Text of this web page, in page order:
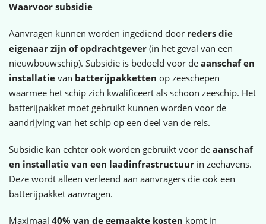
Waarvoor subsidie
Aanvragen kunnen worden ingediend door reders die
eigenaar zijn of opdrachtgever (in het geval van een
nieuwbouwschip). Subsidie is bedoeld voor de aanschaf en
installatie van batterijpakketten op zeeschepen
waarmee het schip zich kwalificeert als schoon zeeschip. Het
batterijpakket moet gebruikt kunnen worden voor de
aandrijving van het schip op een deel van de reis.
Subsidie kan echter ook worden gebruikt voor de aanschaf
en installatie van een laadinfrastructuur in zeehavens.
Deze wordt alleen verleend aan aanvragers die ook een
batterijpakket aanvragen.
Maximaal 40% van de gemaakte kosten komt in